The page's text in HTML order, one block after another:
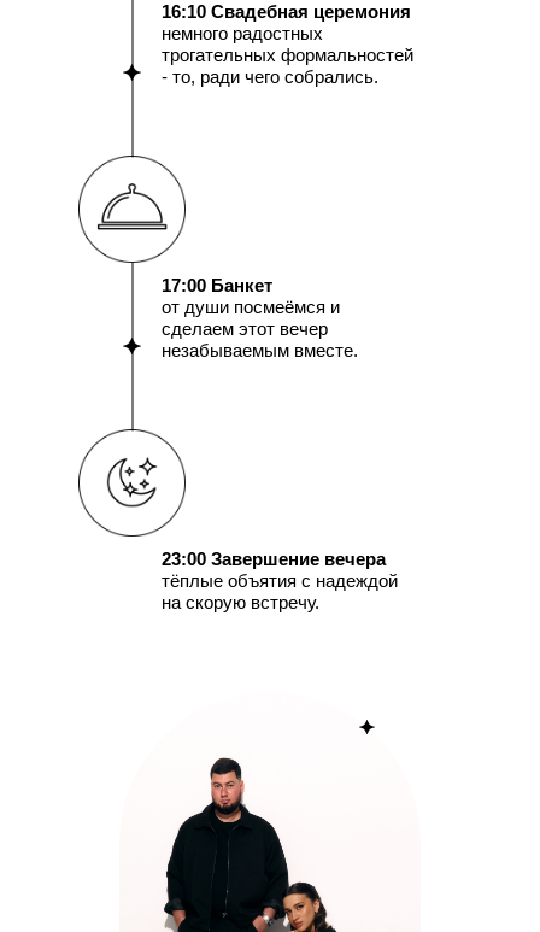
23:00 Завершение вечера
тёплые объятия с надеждой
на скорую встречу.
17:00 Банкет
от души посмеёмся и
сделаем этот вечер
незабываемым вместе.
16:10 Свадебная церемония
немного радостных
трогательных формальностей
- то, ради чего собрались.